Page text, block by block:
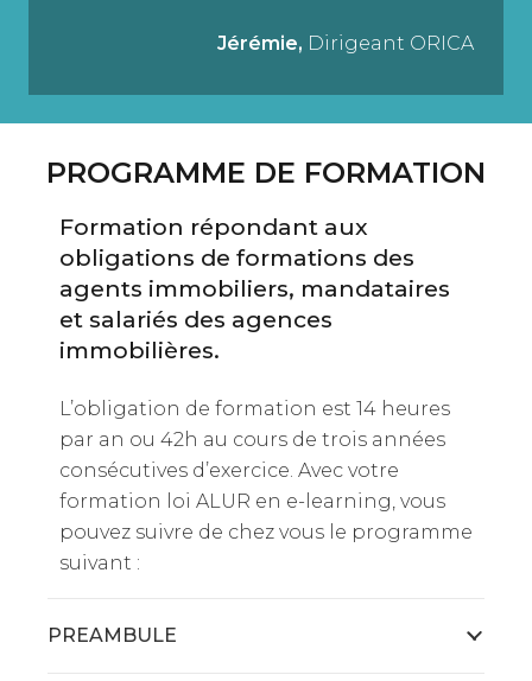
Jérémie, Dirigeant ORICA
PROGRAMME DE FORMATION
Formation répondant aux
obligations de formations des
agents immobiliers, mandataires
et salariés des agences
immobilières.
L’obligation de formation est 14 heures
par an ou 42h au cours de trois années
consécutives d’exercice. Avec votre
formation loi ALUR en e-learning, vous
pouvez suivre de chez vous le programme
suivant :
PREAMBULE